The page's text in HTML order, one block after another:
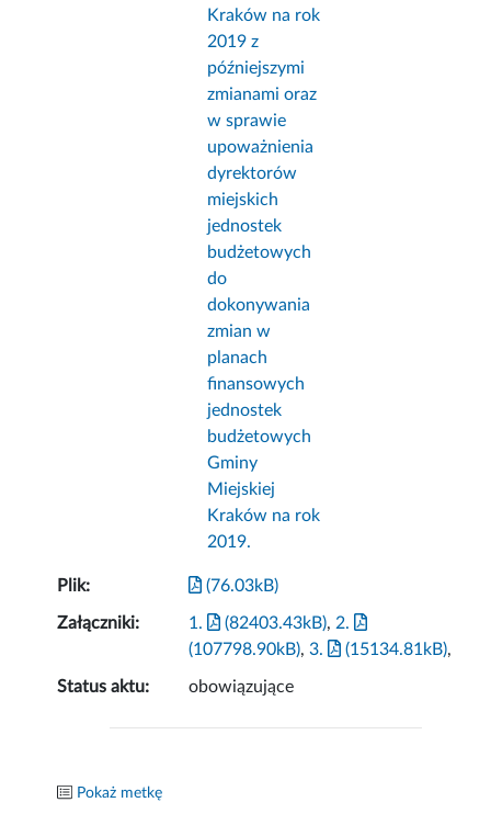
Kraków na rok
2019 z
późniejszymi
zmianami oraz
w sprawie
upoważnienia
dyrektorów
miejskich
jednostek
budżetowych
do
dokonywania
zmian w
planach
finansowych
jednostek
budżetowych
Gminy
Miejskiej
Kraków na rok
2019.
Plik: (76.03kB)
Załączniki: 1. (82403.43kB), 2.
(107798.90kB),3. (15134.81kB),
Status aktu: obowiązujące
Pokaż metkę